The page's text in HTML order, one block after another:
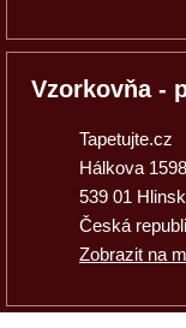
Vzorkovňa -
Tapetujte.cz
Hálkova 1598
539 01
Česká
Zobrazit na